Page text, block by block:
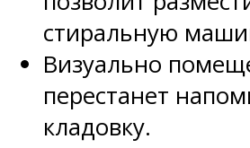
стиральную
Визуально
перестанет
кладовку.